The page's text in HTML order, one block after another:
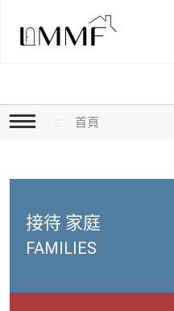
要
容
::: 首頁
接待 家庭
FAMILIES